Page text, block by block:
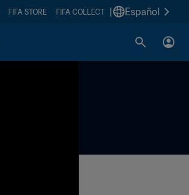
FIFA STORE FIFA COLLECT Español